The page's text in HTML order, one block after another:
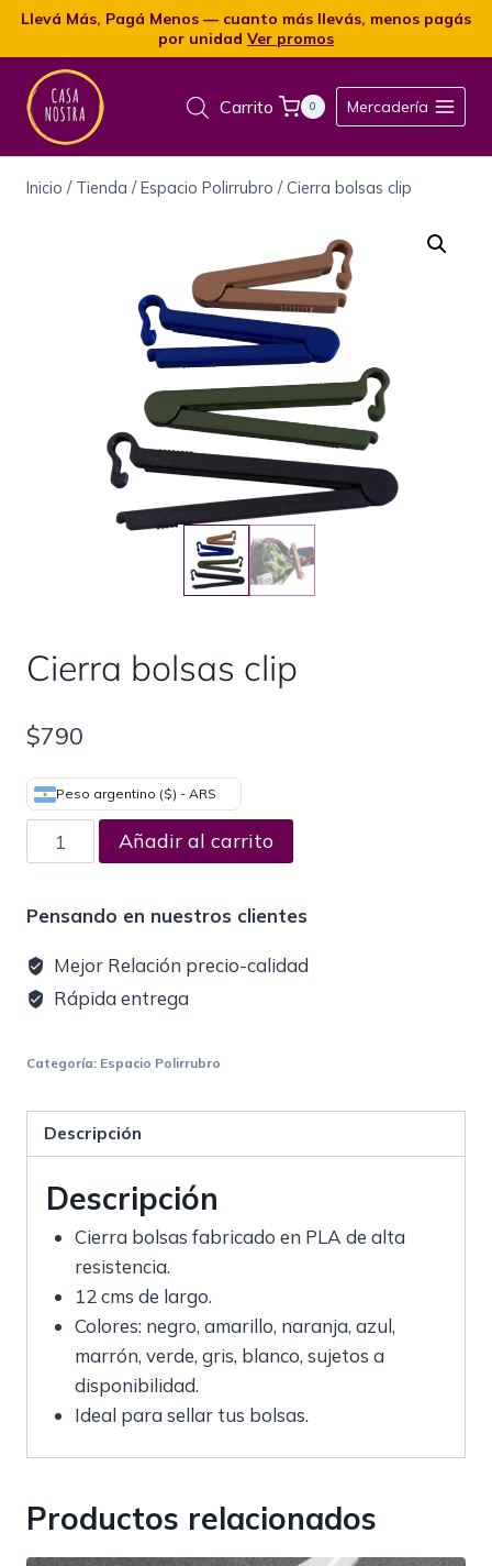
Llevá Más, Pagá Menos — cuanto más llevás, menos pagás
por unidad Ver promos
Carrito 0 Mercadería
Inicio / Tienda / Espacio Polirrubro / Cierra bolsas clip
Cierra bolsas clip
$790
Peso argentino ($) - ARS
Añadir al carrito
Pensando en nuestros clientes
Mejor Relación precio-calidad
Rápida entrega
Categoría: Espacio Polirrubro
Descripción
Descripción
Cierra bolsas fabricado en PLA de alta
resistencia.
12 cms de largo.
Colores: negro, amarillo, naranja, azul,
marrón, verde, gris, blanco, sujetos a
disponibilidad.
Ideal para sellar tus bolsas.
Productos relacionados